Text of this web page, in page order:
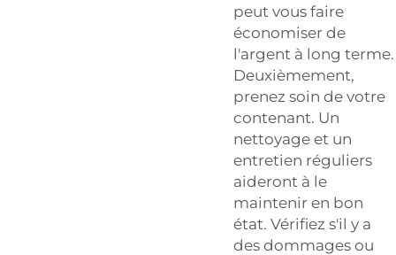
peut vous faire
économiser de
l'argent à long terme.
Deuxièmement,
prenez soin de votre
contenant. Un
nettoyage et un
entretien réguliers
aideront à le
maintenir en bon
état. Vérifiez s'il y a
des dommages ou